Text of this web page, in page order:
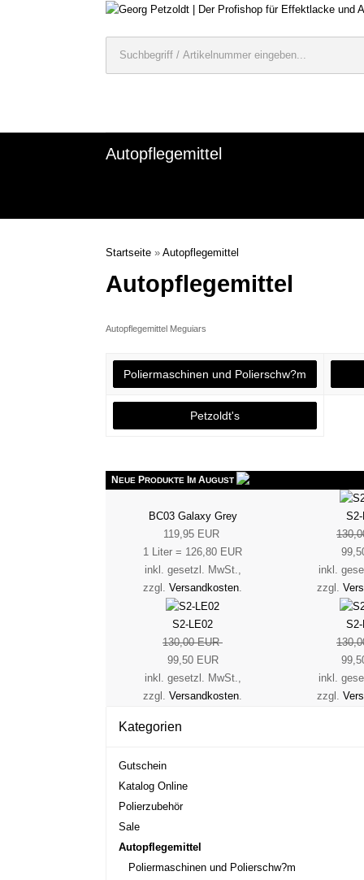
Autopflegemittel
Startseite » Autopflegemittel
Autopflegemittel
Autopflegemittel Meguiars
Poliermaschinen und Polierschw?m
Petzoldt's
NEUE PRODUKTE IM AUGUST
BC03 Galaxy Grey
119,95 EUR
1 Liter = 126,80 EUR
inkl. gesetzl. MwSt.,
zzgl. Versandkosten
inkl.
zzgl.
S2-LE02
130,00 EUR
99,50 EUR
inkl. gesetzl. MwSt.,
zzgl. Versandkosten.
inkl.
zzgl.
Kategorien
Gutschein
Katalog Online
Polierzubehör
Sale
Autopflegemittel
Poliermaschinen und Polierschw?m